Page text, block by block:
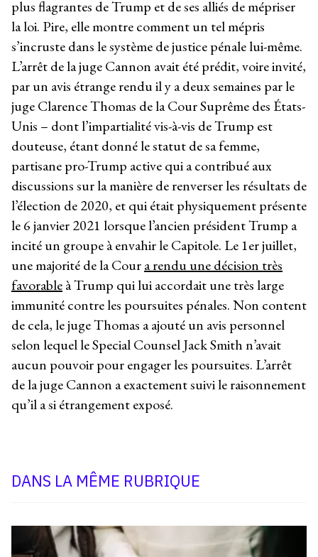
plus flagrantes de Trump et de ses alliés de mépriser
la loi. Pire, elle montre comment un tel mépris
s’incruste dans le système de justice pénale lui-même.
L’arrêt de la juge Cannon avait été prédit, voire invité,
par un avis étrange rendu il y a deux semaines par le
juge Clarence Thomas de la Cour Suprême des États-
Unis – dont l’impartialité vis-à-vis de Trump est
douteuse, étant donné le statut de sa femme,
partisane pro-Trump active qui a contribué aux
discussions sur la manière de renverser les résultats de
l’élection de 2020, et qui était physiquement présente
le 6 janvier 2021 lorsque l’ancien président Trump a
incité un groupe à envahir le Capitole. Le 1er juillet,
une majorité de la Coura rendu une décision très
favorableà Trump qui lui accordait une très large
immunité contre les poursuites pénales. Non content
de cela, le juge Thomas a ajouté un avis personnel
selon lequel le Special Counsel Jack Smith n’avait
aucun pouvoir pour engager les poursuites. L’arrêt
de la juge Cannon a exactement suivi le raisonnement
qu’il a si étrangement exposé.
DANS LA MÊME RUBRIQUE